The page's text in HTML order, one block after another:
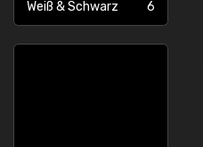
Weiß & Schwarz 6